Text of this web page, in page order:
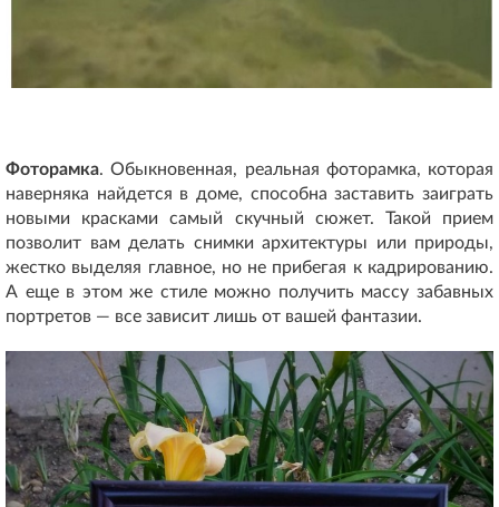
Фоторамка. Обыкновенная, реальная фоторамка, которая
наверняка найдется в доме, способна заставить заиграть
новыми красками самый скучный сюжет. Такой прием
позволит вам делать снимки архитектуры или природы,
жестко выделяя главное, но не прибегая к кадрированию.
А еще в этом же стиле можно получить массу забавных
портретов — все зависит лишь от вашей фантазии.